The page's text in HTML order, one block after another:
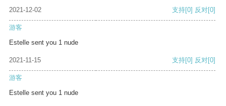
2021-12-02 支持[0] 反对[0]
游客
Estelle sent you 1 nude
2021-11-15 支持[0] 反对[0]
游客
Estelle sent you 1 nude